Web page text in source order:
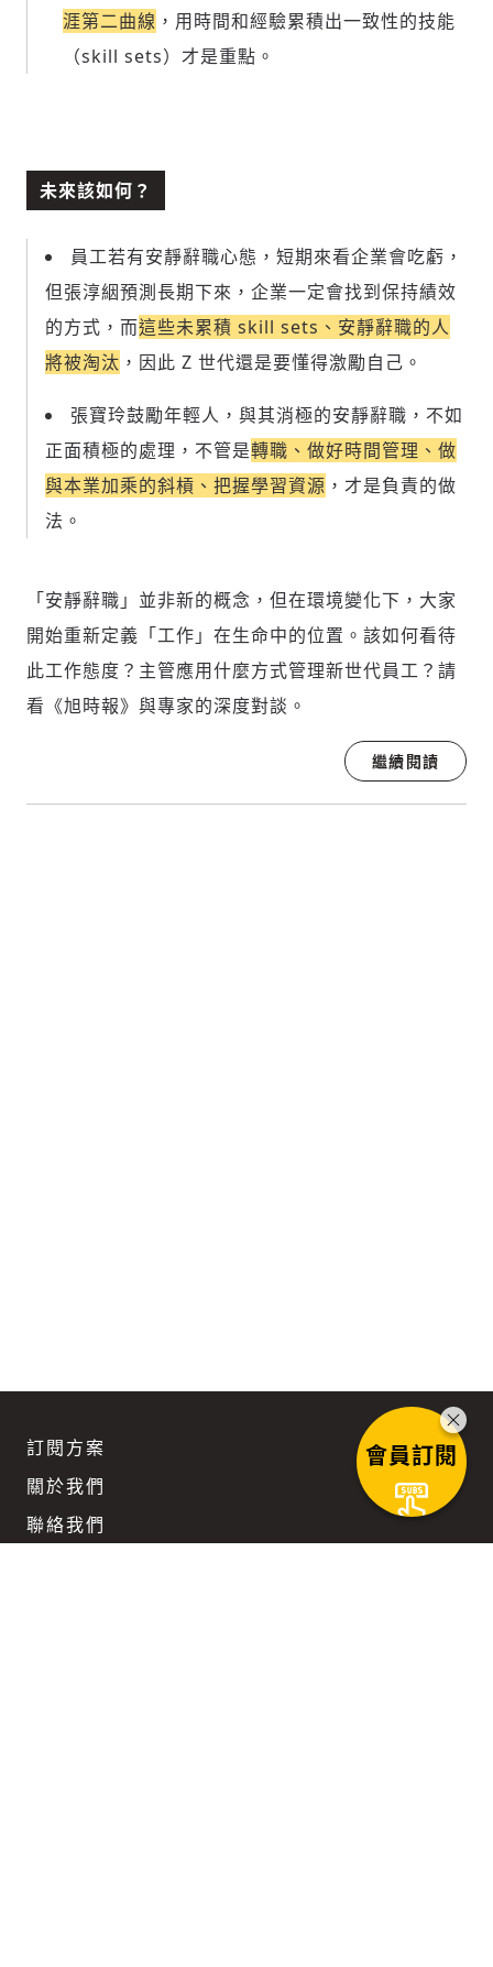
涯第二曲線 ，用時間和經驗累積出一致性的技能
（skill sets）才是重點。
未來該如何？
員工若有安靜辭職心態，短期來看企業會吃虧，
但張淳絪預測長期下來，企業一定會找到保持績效
的方式，而這些未累積 skill sets、安靜辭職的人
將被淘汰 ，因此 Z 世代還是要懂得激勵自己。
張寶玲鼓勵年輕人，與其消極的安靜辭職，不如
正面積極的處理，不管是轉職、做好時間管理、做
與本業加乘的斜槓、把握學習資源 ，才是負責的做
法。
「安靜辭職」並非新的概念，但在環境變化下，大家
開始重新定義「工作」在生命中的位置。該如何看待
此工作態度？主管應用什麼方式管理新世代員工？請
看《旭時報》與專家的深度對談。
繼續閱讀
訂閱方案
關於我們
聯絡我們
會員訂閱